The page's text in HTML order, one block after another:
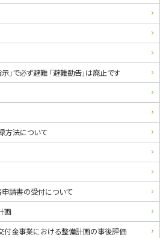
」で必ず避難 「避難勧告」は廃止です
方法について
請書の受付について
画
付金事業における整備計画の事後評価